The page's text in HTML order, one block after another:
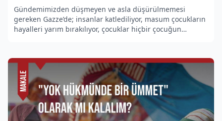
Gündemimizden düşmeyen ve asla düşürülmemesi
gereken Gazze’de; insanlar katlediliyor, masum çocukların
hayalleri yarım bırakılıyor, çocuklar hiçbir çocuğun